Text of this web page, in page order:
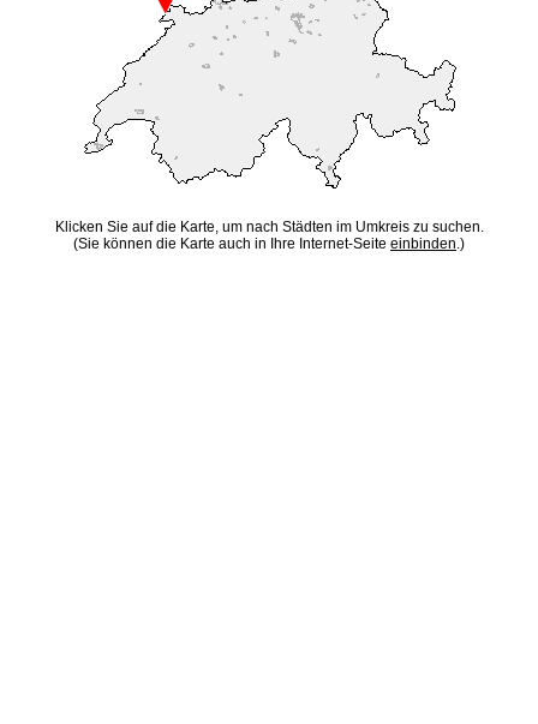
Klicken Sie auf die Karte, um nach Städten im Umkreis zu suchen.
(Sie können die Karte auch in Ihre Internet-Seite einbinden.)